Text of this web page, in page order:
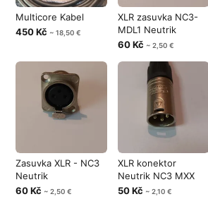
Multicore Kabel
450 Kč ~ 18,50 €
XLR zasuvka NC3-
MDL1 Neutrik
60 Kč ~ 2,50 €
Zasuvka XLR - NC3
Neutrik
60 Kč ~ 2,50 €
XLR konektor
Neutrik NC3 MXX
50 Kč ~ 2,10 €